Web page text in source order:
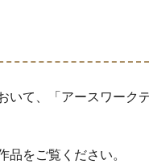
て、「アースワーク
をご覧ください。